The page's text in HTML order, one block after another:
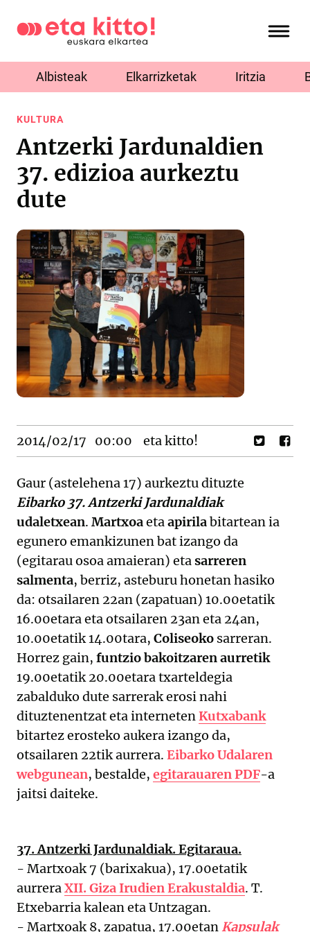
Albisteak Elkarrizketak Iritzia
KULTURA
Antzerki Jardunaldien
37. edizioa aurkeztu
dute
2014/02/17 00:00 eta kitto!
Gaur (astelehena 17) aurkeztu dituzte
Eibarko 37. Antzerki Jardunaldiak
udaletxean. Martxoaetaapirilabitartean ia
egunero emankizunen bat izango da
(egitarau osoa amaieran) etasarreren
salmenta, berriz, asteburu honetan hasiko
da: otsailaren 22an (zapatuan) 10.00etatik
16.00etara eta otsailaren 23an eta 24an,
10.00etatik 14.00tara, Coliseoko sarreran.
Horrez gain, funtzio bakoitzaren aurretik
19.00etatik 20.00etara txarteldegia
zabalduko dute sarrerak erosi nahi
dituztenentzat eta internetenKutxabank
bitartez erosteko aukera izango da,
otsailaren 22tik aurrera. Eibarko Udalaren
webgunean, bestalde, egitarauaren PDF-a
jaitsi daiteke.
37. Antzerki Jardunaldiak. Egitaraua.
- Martxoak 7 (barixakua), 17.00etatik
aurreraXII. Giza Irudien Erakustaldia. T.
Etxebarria kalean eta Untzagan.
- Martxoak 8, zapatua, 17.00etanKapsulak